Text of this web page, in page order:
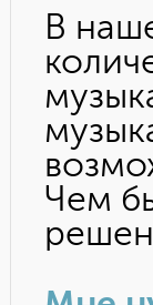
В
Чем